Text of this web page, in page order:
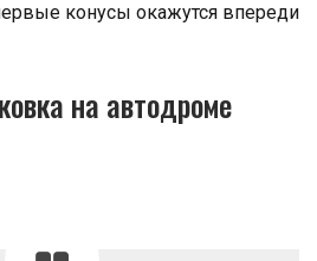
конусы окажутся впереди
на автодроме